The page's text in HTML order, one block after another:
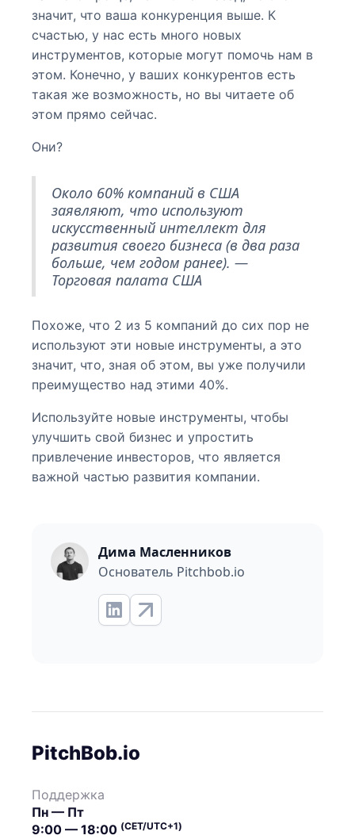
значит, что ваша конкуренция выше. К
счастью, у нас есть много новых
инструментов, которые могут помочь нам в
этом. Конечно, у ваших конкурентов есть
такая же возможность, но вы читаете об
этом прямо сейчас.
Они?
Около 60% компаний в США
заявляют, что используют
искусственный интеллект для
развития своего бизнеса (в два раза
больше, чем годом ранее). —
Торговая палата США
Похоже, что 2 из 5 компаний до сих пор не
используют эти новые инструменты, а это
значит, что, зная об этом, вы уже получили
преимущество над этими 40%.
Используйте новые инструменты, чтобы
улучшить свой бизнес и упростить
привлечение инвесторов, что является
важной частью развития компании.
Дима Масленников
Основатель Pitchbob.io
PitchBob.io
Поддержка
Пн — Пт
9:00 — 18:00 (CET/UTC+1)